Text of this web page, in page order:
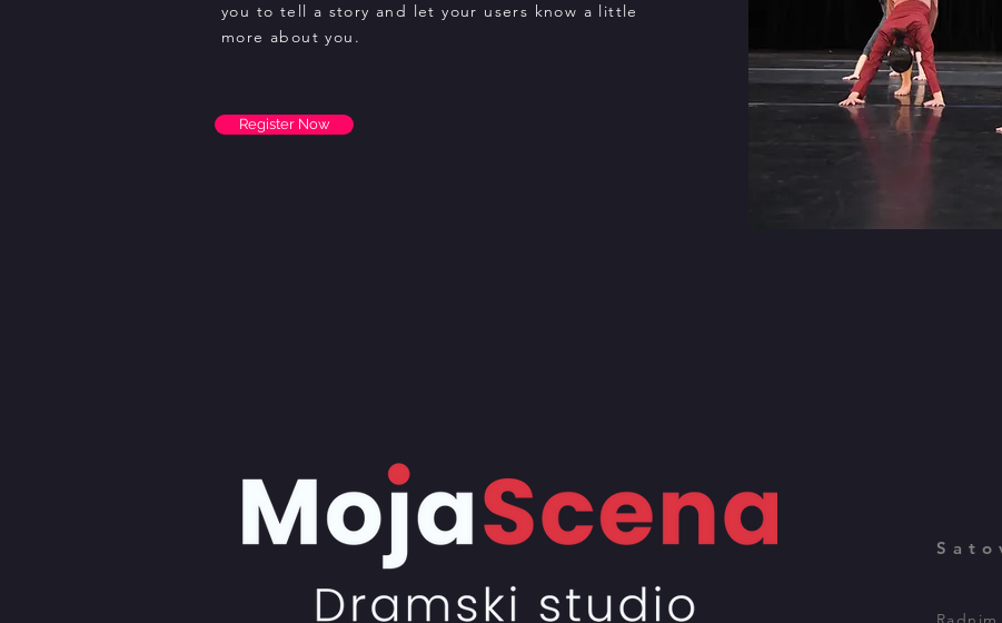
you to tell a story and let your users know a little
more about you.
Register Now